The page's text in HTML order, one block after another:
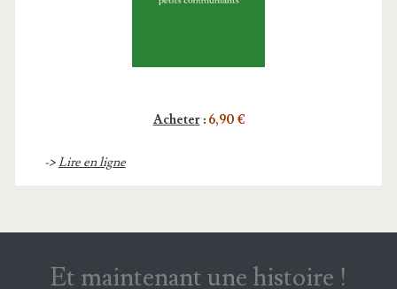
Acheter: 6,90 €
->Lire en ligne
Et maintenant une histoire !